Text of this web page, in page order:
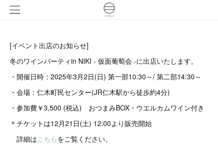
[イベント出店のお知らせ]
冬のワインパーティin NIKI - 仮面葡萄会 -に出店いたします。
・開催日時：2025年3月2日(日) 第一部10:30～/ 第二部14:30～
・会場：仁木町民センター(JR仁木駅から徒歩約4分)
・参加費￥3,500 (税込) おつまみBOX・ウエルカムワイン付き
＊チケットは12月21日(土) 12:00より販売開始
詳細はこちらをご覧ください。